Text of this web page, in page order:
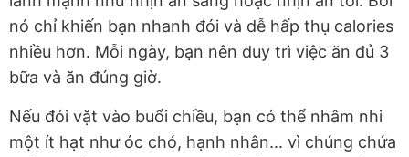
nó chỉ khiến bạn nhanh đói và dễ hấp thụ calories
nhiều hơn. Mỗi ngày, bạn nên duy trì việc ăn đủ 3
bữa và ăn đúng giờ.
Nếu đói vặt vào buổi chiều, bạn có thể nhâm nhi
một ít hạt như óc chó, hạnh nhân... vì chúng chứa